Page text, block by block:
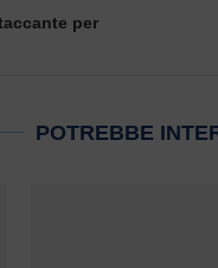
per
POTREBBE